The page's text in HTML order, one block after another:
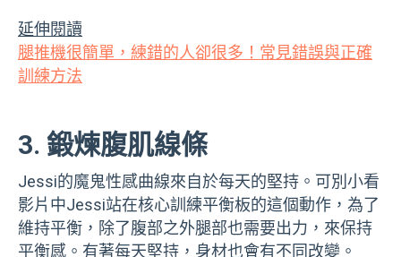
延伸閱讀
腿推機很簡單，練錯的人卻很多！常見錯誤與正確
訓練方法
3. 鍛煉腹肌線條
Jessi的魔鬼性感曲線來自於每天的堅持。可別小看
影片中Jessi站在核心訓練平衡板的這個動作，為了
維持平衡，除了腹部之外腿部也需要出力，來保持
平衡感。有著每天堅持，身材也會有不同改變。